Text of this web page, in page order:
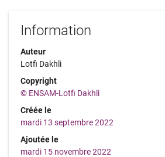
Information
Auteur
Lotfi Dakhli
Copyright
© ENSAM-Lotfi Dakhli
Créée le
mardi 13 septembre 2022
Ajoutée le
mardi 15 novembre 2022